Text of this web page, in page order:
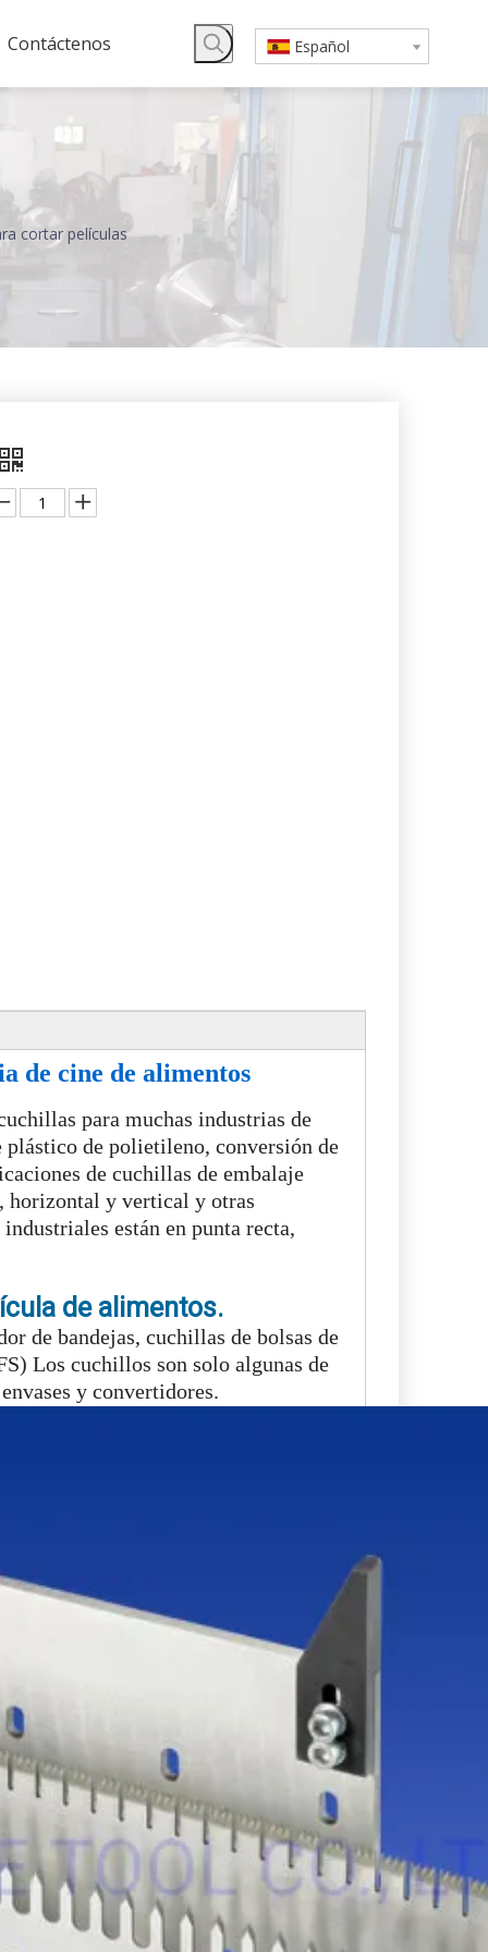
Contáctenos Español
cortar películas
de cine de alimentos
para muchas industrias de
plástico de polietileno, conversión de
de cuchillas de embalaje
horizontal y vertical y otras
están en punta recta,
de alimentos.
de bandejas, cuchillas de bolsas de
Los cuchillos son solo algunas de
y convertidores.